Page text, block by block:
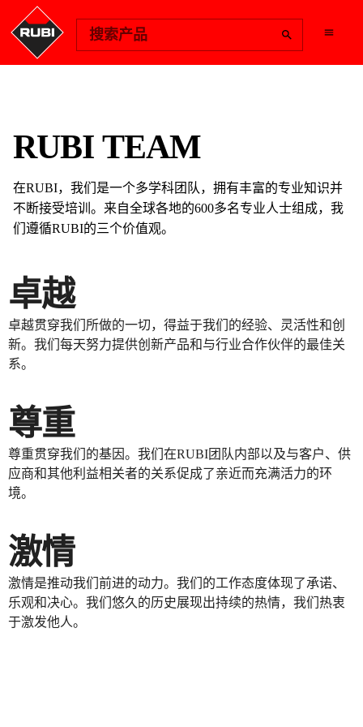
搜索产品
RUBI TEAM
在RUBI，我们是一个多学科团队，拥有丰富的专业知识并
不断接受培训。来自全球各地的600多名专业人士组成，我
们遵循RUBI的三个价值观。
卓越
卓越贯穿我们所做的一切，得益于我们的经验、灵活性和创
新。我们每天努力提供创新产品和与行业合作伙伴的最佳关
系。
尊重
尊重贯穿我们的基因。我们在RUBI团队内部以及与客户、供
应商和其他利益相关者的关系促成了亲近而充满活力的环
境。
激情
激情是推动我们前进的动力。我们的工作态度体现了承诺、
乐观和决心。我们悠久的历史展现出持续的热情，我们热衷
于激发他人。